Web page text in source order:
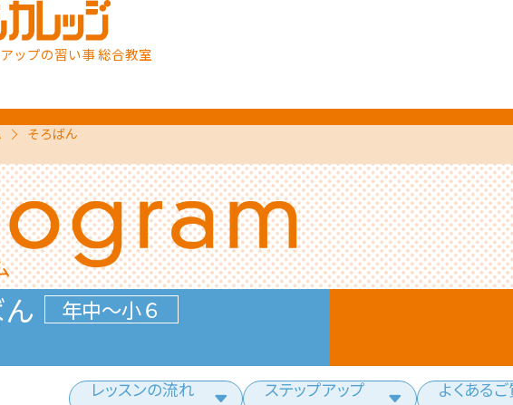
ップの習い事 総合教室
そろばん
年中～小６
レッスンの流れ ステップアップ よくある